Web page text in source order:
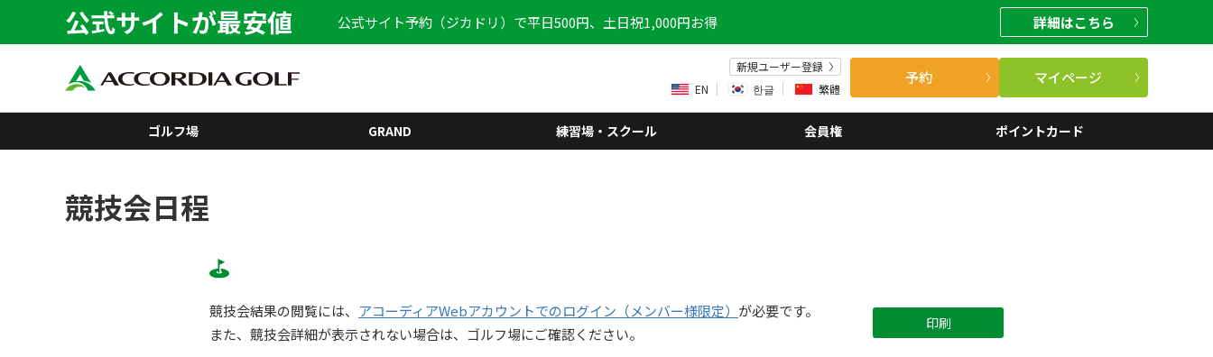
公式サイトが最安値 公式サイト予約（ジカドリ）で平日500円、土日祝1,000円お得 詳細はこちら
新規ユーザー登録
EN
한글 繁體
予約 マイページ
ゴルフ場 GRAND 練習場・スクール 会員権 ポイントカード
競技会日程
競技会結果の閲覧には、 アコーディアWebアカウントでのログイン（メンバー様限定） が必要です。
また、競技会詳細が表示されない場合は、ゴルフ場にご確認ください。
印刷